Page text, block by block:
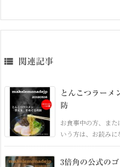
 関連記事
とんこつラーメ
防
お食事中の方、ま
いう方は、お読みに
3倍角の公式のゴ